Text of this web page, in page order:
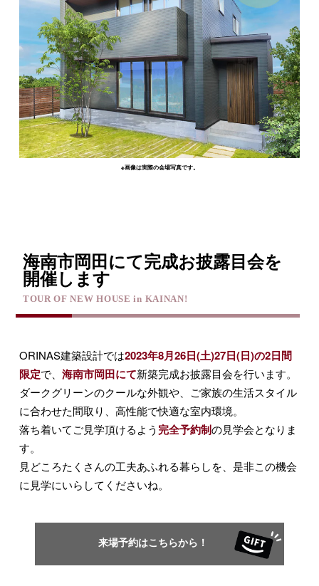
※画像は実際の会場写真です。
海南市岡田にて完成お披露目会を
開催します
TOUR OF NEW HOUSE in KAINAN!
ORINAS建築設計では2023年8月26日(土)27日(日)の2日間
限定で、 海南市岡田にて新築完成お披露目会を行います。
ダークグリーンのクールな外観や、ご家族の生活スタイル
に合わせた間取り、高性能で快適な室内環境。
落ち着いてご見学頂けるよう 完全予約制の見学会となりま
す。
見どころたくさんの工夫あふれる暮らしを、是非この機会
に見学にいらしてくださいね。
来場予約はこちらから！